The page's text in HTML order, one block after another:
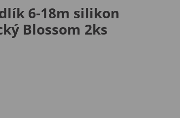
6-18m silikon
Blossom 2ks